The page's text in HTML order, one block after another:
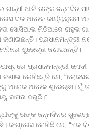
ଗାନ୍ଧୀ ଆଜି ତାଙ୍କ ଜନ୍ମଦିନ
ଦଳ ଅନେକ କାର୍ଯ୍ୟକ୍ରମ
ସୋସିଆଲ ମିଡିଆରେ ରାହୁଲ
ପ୍ରଧାନମନ୍ତ୍ରୀ
ଶୁଭେଚ୍ଛା ଜଣାଇଛନ୍ତି।
ପ୍ରଧାନମନ୍ତ୍ରୀ ମୋଦୀ
ଲେଖିଛନ୍ତି ଯେ,
ଅନେକ ଅନେକ ଶୁଭେଚ୍ଛା।
କାମନା କରୁଛି।”
ତାଙ୍କ ଜନ୍ମଦିନର
କଂଗ୍ରେସ ଲେଖିଛି ଯେ, “ଏକ